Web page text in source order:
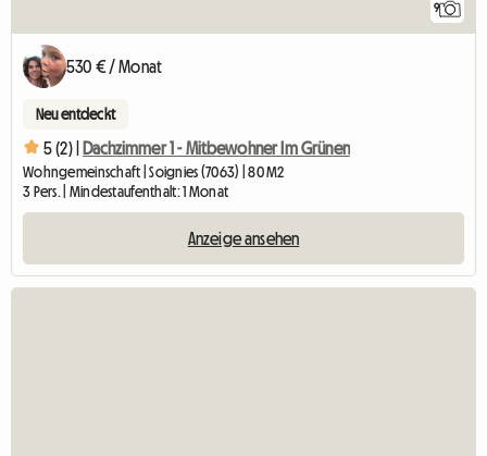
9
530 € / Monat
Neu entdeckt
5 (2) | Dachzimmer 1 - Mitbewohner Im Grünen
Wohngemeinschaft | Soignies (7063) | 80 M2
3 Pers. | Mindestaufenthalt: 1 Monat
Anzeige ansehen